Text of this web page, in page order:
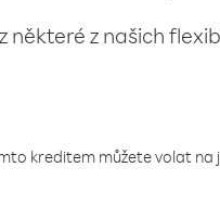
některé z našich
kreditem můžete volat na